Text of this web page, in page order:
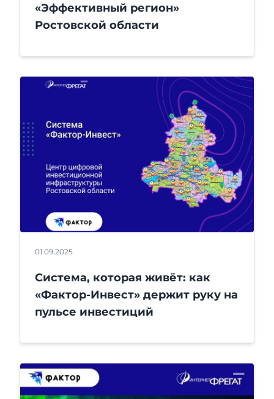
«Эффективный регион»
Ростовской области
01.09.2025
Система, которая живёт: как
«Фактор-Инвест» держит руку на
пульсе инвестиций